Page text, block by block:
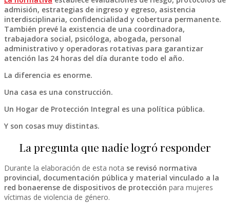
admisión, estrategias de ingreso y egreso, asistencia
interdisciplinaria, confidencialidad y cobertura permanente.
También prevé la existencia de una coordinadora,
trabajadora social, psicóloga, abogada, personal
administrativo y operadoras rotativas para garantizar
atención las 24 horas del día durante todo el año.
La diferencia es enorme.
Una casa es una construcción.
Un Hogar de Protección Integral es una política pública.
Y son cosas muy distintas.
La pregunta que nadie logró responder
Durante la elaboración de esta nota se revisó normativa
provincial, documentación pública y material vinculado a la
red bonaerense de dispositivos de protección para mujeres
víctimas de violencia de género.